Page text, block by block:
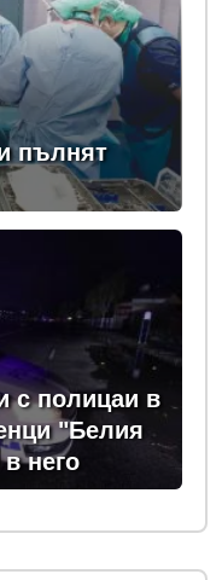
пълнят
с полицаи в
"Белия
него